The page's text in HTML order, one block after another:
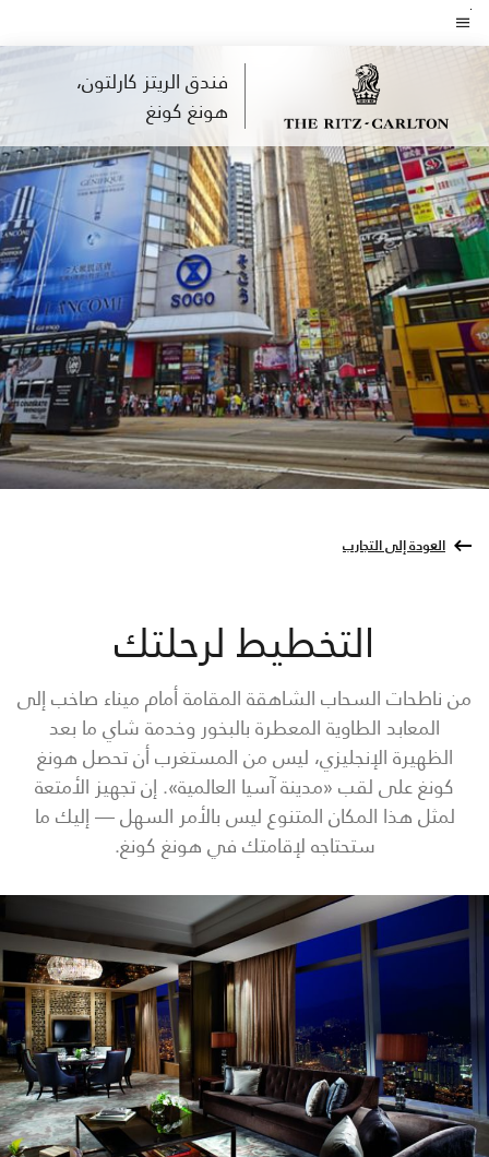
Skip
toنص القائمة
فندق الريتز كارلتون،
هونغ كونغ
العودة إلى التجارب
التخطيط لرحلتك
من ناطحات السحاب الشاهقة المقامة أمام ميناء صاخب إلى
المعابد الطاوية المعطرة بالبخور وخدمة شاي ما بعد
الظهيرة الإنجليزي، ليس من المستغرب أن تحصل هونغ
كونغ على لقب «مدينة آسيا العالمية». إن تجهيز الأمتعة
لمثل هذا المكان المتنوع ليس بالأمر السهل — إليك ما
ستحتاجه لإقامتك في هونغ كونغ.